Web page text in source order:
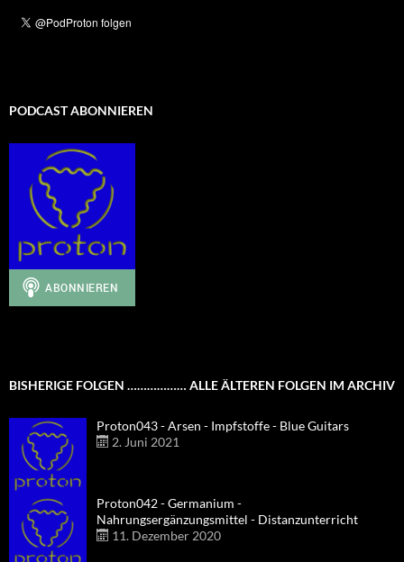
PODCAST ABONNIEREN
BISHERIGE FOLGEN ……………… ALLE ÄLTEREN FOLGEN IM ARCHIV
Proton043 - Arsen - Impfstoffe - Blue Guitars
2. Juni 2021
Proton042 - Germanium -
Nahrungsergänzungsmittel - Distanzunterricht
11. Dezember 2020